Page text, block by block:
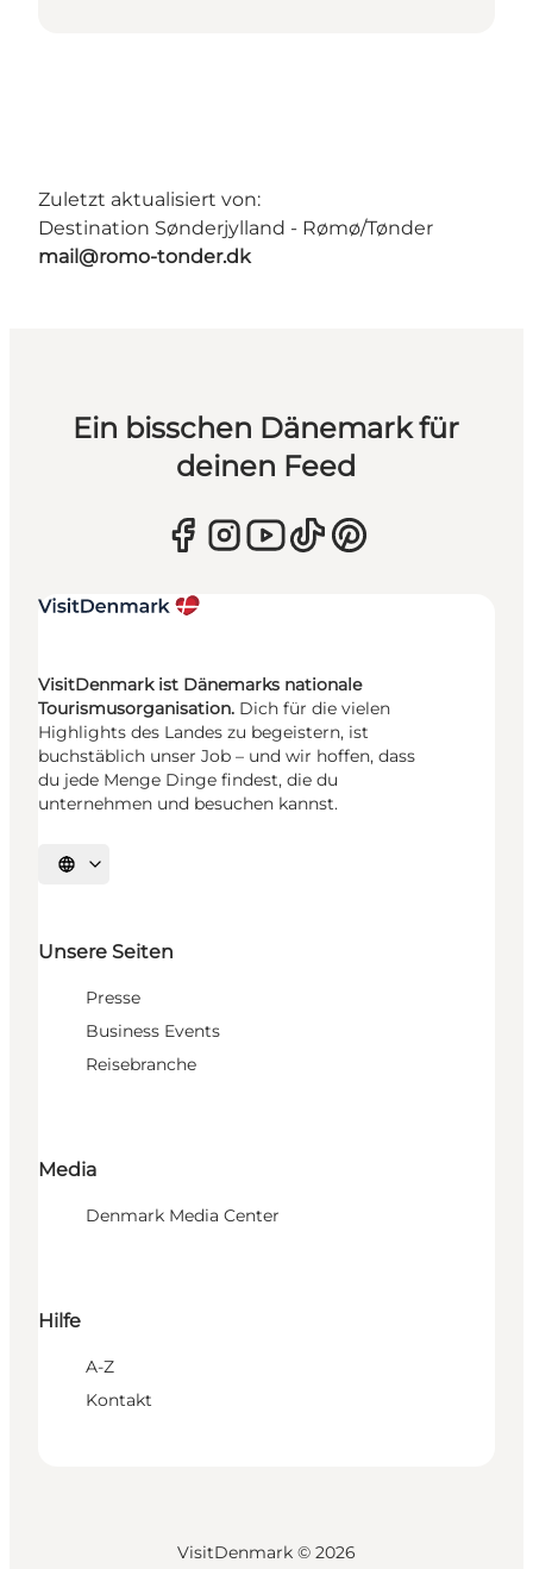
Zuletzt aktualisiert von:
Destination Sønderjylland - Rømø/Tønder
mail@romo-tonder.dk
Ein bisschen Dänemark für
deinen Feed
VisitDenmark ist Dänemarks nationale
Tourismusorganisation. Dich für die vielen
Highlights des Landes zu begeistern, ist
buchstäblich unser Job – und wir hoffen, dass
du jede Menge Dinge findest, die du
unternehmen und besuchen kannst.
Sprache auswählen
Unsere Seiten
Presse
Business Events
Reisebranche
Media
Denmark Media Center
Hilfe
A-Z
Kontakt
VisitDenmark © 2026